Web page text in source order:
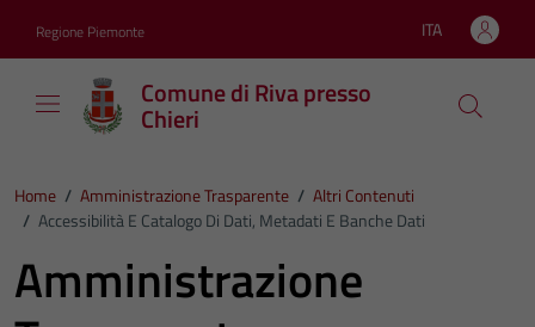
Regione Piemonte Lingua attiva:
ITA
Comune di Riva presso
Chieri
Home / Amministrazione Trasparente / Altri Contenuti
/ Accessibilità E Catalogo Di Dati, Metadati E Banche Dati
Amministrazione